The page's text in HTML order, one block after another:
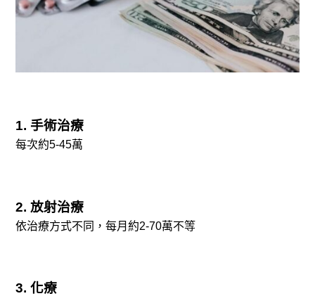
1. 手術治療
每次約5-45萬
2. 放射治療
依治療方式不同，每月約2-70萬不等
3. 化療